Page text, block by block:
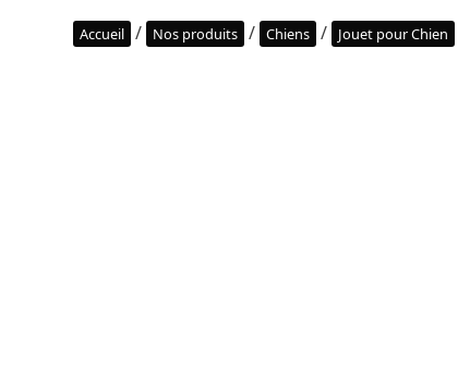
Accueil / Nos produits / Chiens / Jouet pour Chien